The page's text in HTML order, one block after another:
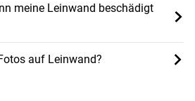
meine Leinwand beschädigt
auf Leinwand?